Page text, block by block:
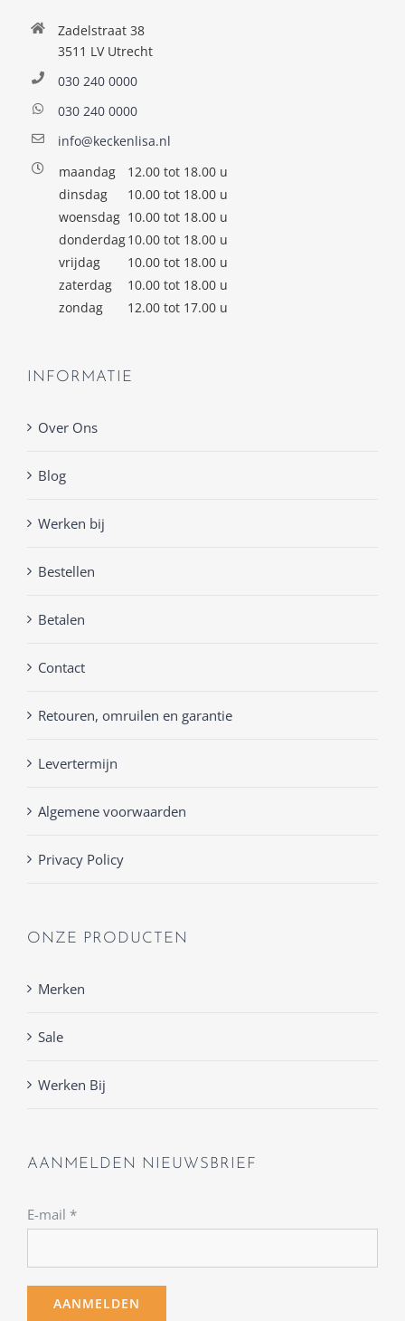
Zadelstraat 38
3511 LV Utrecht
030 240 0000
030 240 0000
info@keckenlisa.nl
maandag
12.00 tot 18.00 u
dinsdag
10.00 tot 18.00 u
woensdag 10.00 tot 18.00 u
donderdag10.00 tot 18.00 u
vrijdag
10.00 tot 18.00 u
zaterdag
10.00 tot 18.00 u
zondag
12.00 tot 17.00 u
INFORMATIE
Over Ons
Blog
Werken bij
Bestellen
Betalen
Contact
Retouren, omruilen en garantie
Levertermijn
Algemene voorwaarden
Privacy Policy
ONZE PRODUCTEN
Merken
Sale
Werken Bij
AANMELDEN NIEUWSBRIEF
E-mail *